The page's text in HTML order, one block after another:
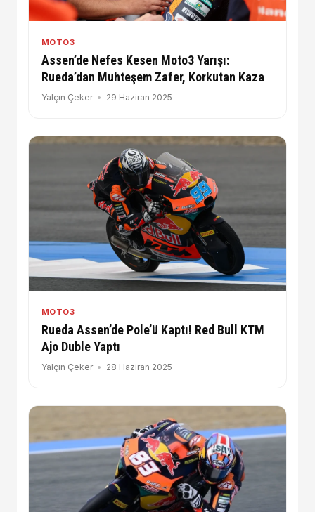
MOTO3
Assen’de Nefes Kesen Moto3 Yarışı:
Rueda’dan Muhteşem Zafer, Korkutan Kaza
Yalçın Çeker 29 Haziran 2025
MOTO3
Rueda Assen’de Pole’ü Kaptı! Red Bull KTM
Ajo Duble Yaptı
Yalçın Çeker 28 Haziran 2025